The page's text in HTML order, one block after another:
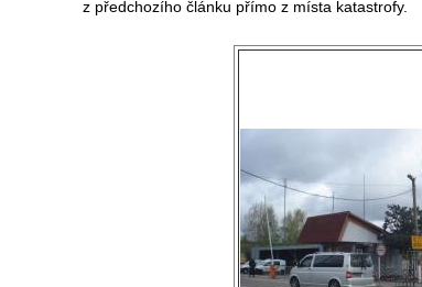
z předchozího článku přímo z místa katastrofy.